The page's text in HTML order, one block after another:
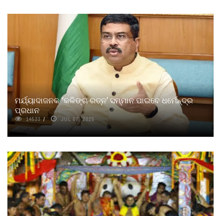
ମର୍ଯ୍ୟାଦାଜନକ ‘କଳିଙ୍ଗ ରତ୍ନ’ ସମ୍ମାନ ପାଇବେ ଧର୍ମେନ୍ଦ୍ର
ପ୍ରଧାନ
14533 JUL 07, 2025